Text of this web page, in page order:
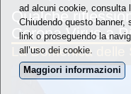
Qualche
Corona Virus a
La Domenica delle
ad alcuni cookie, consulta
Chiudendo questo
link o proseguendo la
all’uso dei cookie.
Maggiori informazioni